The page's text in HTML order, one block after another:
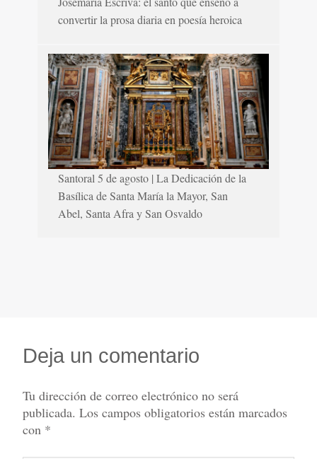
convertir la prosa diaria en poesía heroica
Santoral 5 de agosto | La Dedicación de la
Basílica de Santa María la Mayor, San
Abel, Santa Afra y San Osvaldo
Deja un comentario
Tu dirección de correo electrónico no será
publicada. Los campos obligatorios están marcados
con *